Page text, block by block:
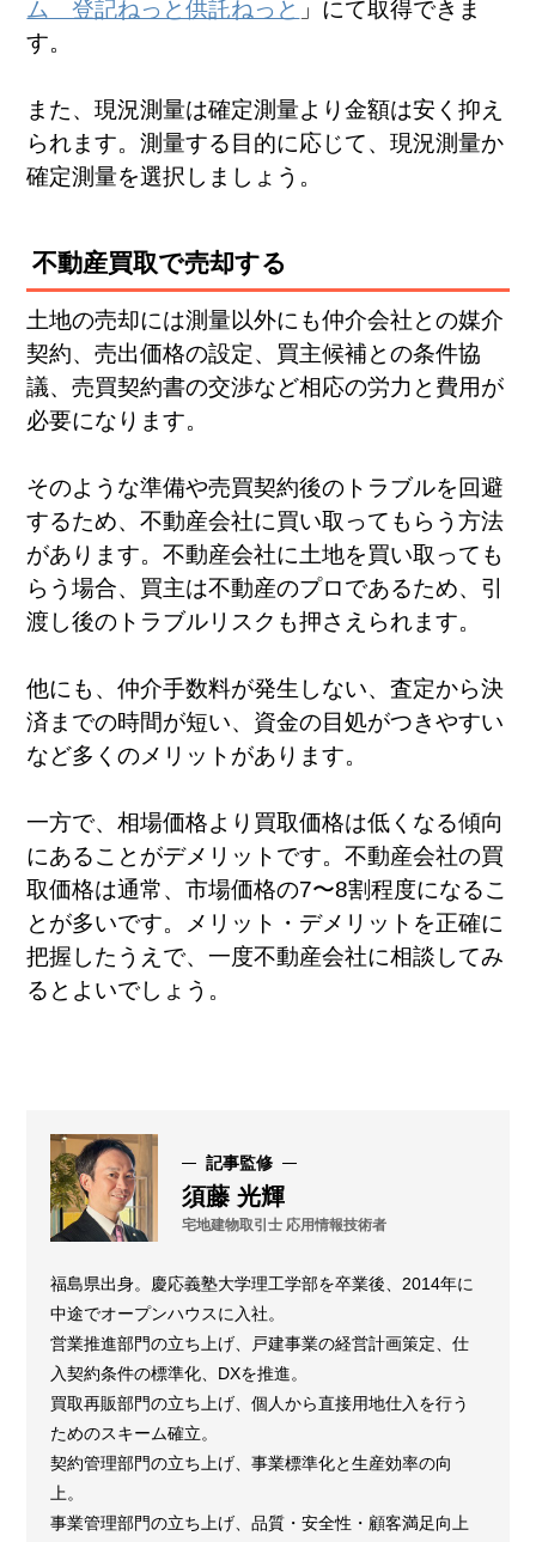
ム 登記ねっと供託ねっと 」にて取得できま
す。
また、現況測量は確定測量より金額は安く抑え
られます。測量する目的に応じて、現況測量か
確定測量を選択しましょう。
不動産買取で売却する
土地の売却には測量以外にも仲介会社との媒介
契約、売出価格の設定、買主候補との条件協
議、売買契約書の交渉など相応の労力と費用が
必要になります。
そのような準備や売買契約後のトラブルを回避
するため、不動産会社に買い取ってもらう方法
があります。不動産会社に土地を買い取っても
らう場合、買主は不動産のプロであるため、引
渡し後のトラブルリスクも押さえられます。
他にも、仲介手数料が発生しない、査定から決
済までの時間が短い、資金の目処がつきやすい
など多くのメリットがあります。
一方で、相場価格より買取価格は低くなる傾向
にあることがデメリットです。不動産会社の買
取価格は通常、市場価格の7〜8割程度になるこ
とが多いです。メリット・デメリットを正確に
把握したうえで、一度不動産会社に相談してみ
るとよいでしょう。
記事監修
須藤 光輝
宅地建物取引士 応用情報技術者
福島県出身。慶応義塾大学理工学部を卒業後、2014年に
中途でオープンハウスに入社。
営業推進部門の立ち上げ、戸建事業の経営計画策定、仕
入契約条件の標準化、DXを推進。
買取再販部門の立ち上げ、個人から直接用地仕入を行う
ためのスキーム確立。
契約管理部門の立ち上げ、事業標準化と生産効率の向
上。
事業管理部門の立ち上げ、品質・安全性・顧客満足向上